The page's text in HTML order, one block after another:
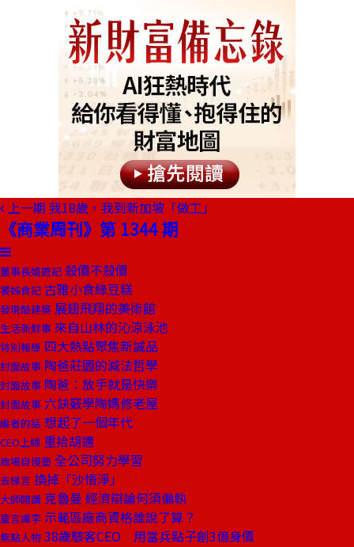
上一期 我18歲，我到新加坡「做工」
《商業周刊》第 1344 期
董事長嬉遊記 殺價不殺價
饕姊食記 古雅小食綠豆糕
發現酷建築 展翅飛翔的美術館
生活新鮮事 來自山林的沁涼泳池
特別報導 四大熱點聚焦新誠品
封面故事 陶爸莊園的減法哲學
封面故事 陶爸：放手就是快樂
封面故事 六訣竅學陶媽修老屋
編者的話 想起了一個年代
CEO上線 重拾胡適
商場自慢塾 全公司努力學習
去梯言 換掉「沙悟淨」
大師開講 克魯曼 經濟辯論何須偏執
童言識李 示範區廠商資格誰說了算？
焦點人物 38歲駭客CEO 用當兵點子創3億身價